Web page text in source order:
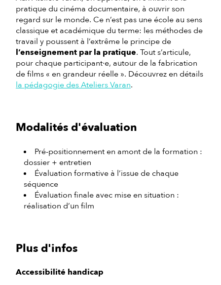
pratique du cinéma documentaire, à ouvrir son
regard sur le monde. Ce n’est pas une école au sens
classique et académique du terme: les méthodes de
travail y poussent à l’extrême le principe de
l’enseignement par la pratique. Tout s’articule,
pour chaque participant·e, autour de la fabrication
de films « en grandeur réelle ». Découvrez en détails
la pédagogie des Ateliers Varan.
Modalités d'évaluation
Pré-positionnement en amont de la formation :
dossier + entretien
Évaluation formative à l’issue de chaque
séquence
Évaluation finale avec mise en situation :
réalisation d’un film
Plus d'infos
Accessibilité handicap